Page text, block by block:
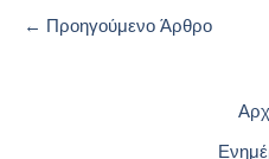
← Προηγούμενο Άρθρο